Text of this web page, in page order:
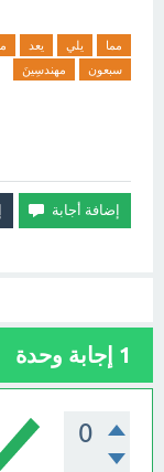
مما يلي يعد
سبعون
مهندسِينَ
1 إجابة وحدة
0